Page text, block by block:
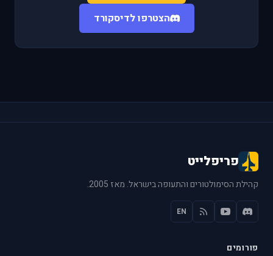
הצטרפו לדיסקורד
פריפלייט
קהילת הסימולטורים והתעופה בישראל. מאז 2005.
EN
פורומים